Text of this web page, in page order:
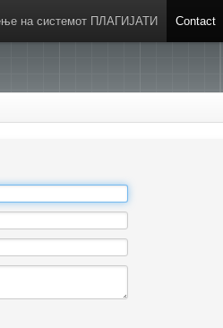
на системот ПЛАГИЈАТИ Contact